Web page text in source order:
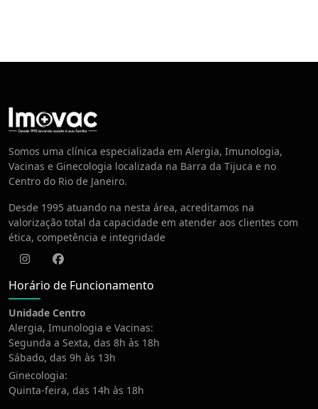
Centro de Vacinação
Somos uma clínica especializada em Alergia, Imunologia,
Vacinas e Ginecologia localizada na Barra da Tijuca e no
Centro do Rio de Janeiro.
Desde 1995 atuando na nesta área, acreditamos na
valorização total da capacidade em atender aos clientes com
ética, competência e integridade
InstagramFacebook
Horário de Funcionamento
Unidade Centro
Alergia, Imunologia e Vacinas:
Segunda a Sexta, das 8h às 18h
Sábado, das 9h às 13h
Ginecologia:
Quinta-feira, das 14h às 18h